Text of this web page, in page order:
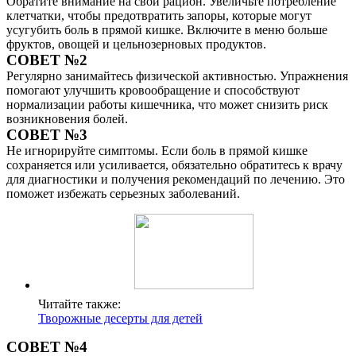
клетчатки, чтобы предотвратить запоры, которые могут
усугубить боль в прямой кишке. Включите в меню больше
фруктов, овощей и цельнозерновых продуктов.
СОВЕТ №2
Регулярно занимайтесь физической активностью. Упражнения
помогают улучшить кровообращение и способствуют
нормализации работы кишечника, что может снизить риск
возникновения болей.
СОВЕТ №3
Не игнорируйте симптомы. Если боль в прямой кишке
сохраняется или усиливается, обязательно обратитесь к врачу
для диагностики и получения рекомендаций по лечению. Это
поможет избежать серьезных заболеваний.
Читайте также:
Творожные десерты для детей
СОВЕТ №4